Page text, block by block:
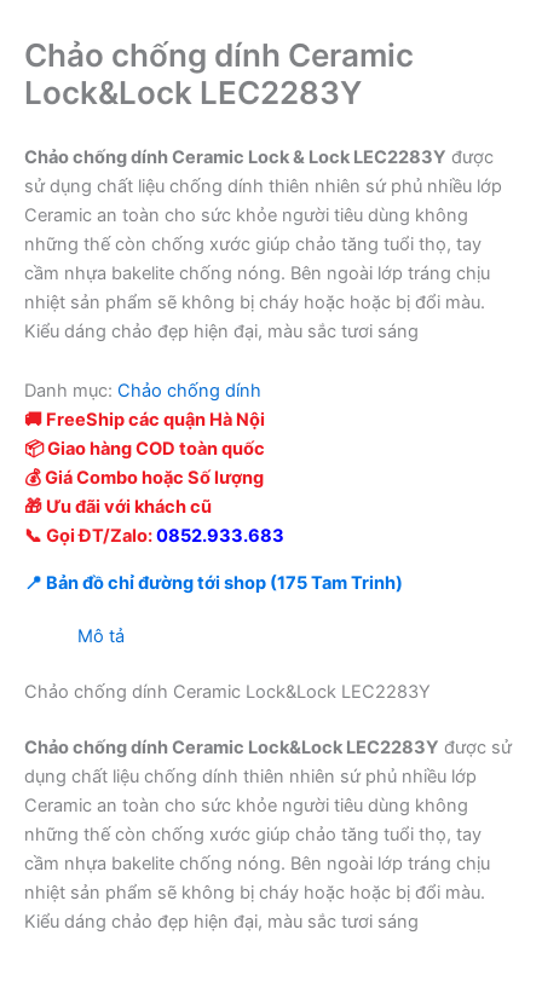
Chảo chống dính Ceramic
Lock&Lock LEC2283Y
Chảo chống dính Ceramic Lock & Lock LEC2283Y được
sử dụng chất liệu chống dính thiên nhiên sứ phủ nhiều lớp
Ceramic an toàn cho sức khỏe người tiêu dùng không
những thế còn chống xước giúp chảo tăng tuổi thọ, tay
cầm nhựa bakelite chống nóng. Bên ngoài lớp tráng chịu
nhiệt sản phẩm sẽ không bị cháy hoặc hoặc bị đổi màu.
Kiểu dáng chảo đẹp hiện đại, màu sắc tươi sáng
Danh mục: Chảo chống dính
🚚 FreeShip các quận Hà Nội
📦 Giao hàng COD toàn quốc
💰 Giá Combo hoặc Số lượng
🎁 Ưu đãi với khách cũ
📞 Gọi ĐT/Zalo:0852.933.683
📍 Bản đồ chỉ đường tới shop (175 Tam Trinh)
Mô tả
Chảo chống dính Ceramic Lock&Lock LEC2283Y
Chảo chống dính Ceramic Lock&Lock LEC2283Y được sử
dụng chất liệu chống dính thiên nhiên sứ phủ nhiều lớp
Ceramic an toàn cho sức khỏe người tiêu dùng không
những thế còn chống xước giúp chảo tăng tuổi thọ, tay
cầm nhựa bakelite chống nóng. Bên ngoài lớp tráng chịu
nhiệt sản phẩm sẽ không bị cháy hoặc hoặc bị đổi màu.
Kiểu dáng chảo đẹp hiện đại, màu sắc tươi sáng